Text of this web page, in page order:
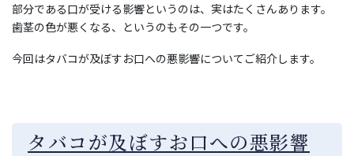
部分である口が受ける影響というのは、実はたくさんあります。
歯茎の色が悪くなる、というのもその一つです。
今回はタバコが及ぼすお口への悪影響についてご紹介します。
タバコが及ぼすお口への悪影響